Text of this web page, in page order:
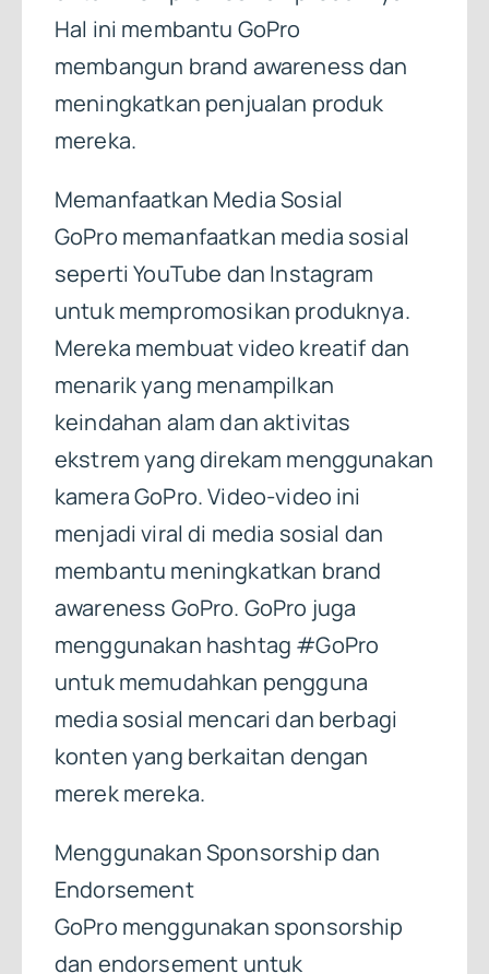
Hal ini membantu GoPro
membangun brand awareness dan
meningkatkan penjualan produk
mereka.
Memanfaatkan Media Sosial
GoPro memanfaatkan media sosial
seperti YouTube dan Instagram
untuk mempromosikan produknya.
Mereka membuat video kreatif dan
menarik yang menampilkan
keindahan alam dan aktivitas
ekstrem yang direkam menggunakan
kamera GoPro. Video-video ini
menjadi viral di media sosial dan
membantu meningkatkan brand
awareness GoPro. GoPro juga
menggunakan hashtag #GoPro
untuk memudahkan pengguna
media sosial mencari dan berbagi
konten yang berkaitan dengan
merek mereka.
Menggunakan Sponsorship dan
Endorsement
GoPro menggunakan sponsorship
dan endorsement untuk